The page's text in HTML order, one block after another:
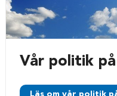
Vår politik
Läs om vår politik